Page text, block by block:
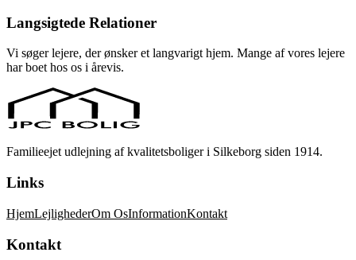
Langsigtede Relationer
Vi søger lejere, der ønsker et langvarigt hjem. Mange af vores lejere
har boet hos os i årevis.
Familieejet udlejning af kvalitetsboliger i Silkeborg siden 1914.
Links
HjemLejlighederOm OsInformationKontakt
Kontakt